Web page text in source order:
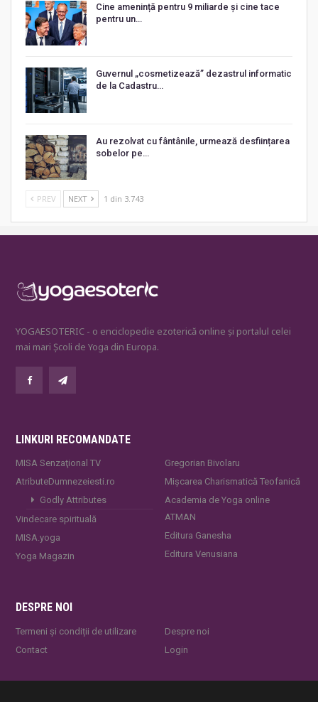
Cine amenință pentru 9 miliarde și cine tace
pentru un…
Guvernul „cosmetizează” dezastrul informatic
de la Cadastru…
Au rezolvat cu fântânile, urmează desființarea
sobelor pe…
PREV NEXT 1 din 3.743
YOGAESOTERIC - o enciclopedie ezoterică online și portalul celei
mai mari Școli de Yoga din Europa.
LINKURI RECOMANDATE
MISA Senzaţional TV
AtributeDumnezeiesti.ro
Godly Attributes
Vindecare spirituală
MISA.yoga
Yoga Magazin
Gregorian Bivolaru
Mișcarea Charismatică Teofanică
Academia de Yoga online
ATMAN
Editura Ganesha
Editura Venusiana
DESPRE NOI
Termeni și condiții de utilizare
Contact
Despre noi
Login